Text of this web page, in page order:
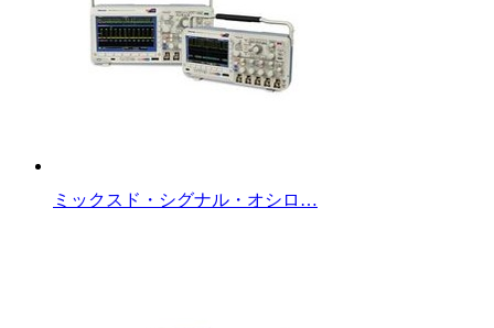
ミックスド・シグナル・オシロ…